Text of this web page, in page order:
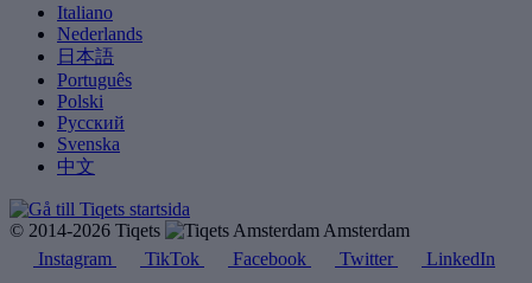
Italiano
Nederlands
日本語
Português
Polski
Русский
Svenska
中文
© 2014-2026 Tiqets
Amsterdam
Instagram
TikTok Facebook Twitter LinkedIn